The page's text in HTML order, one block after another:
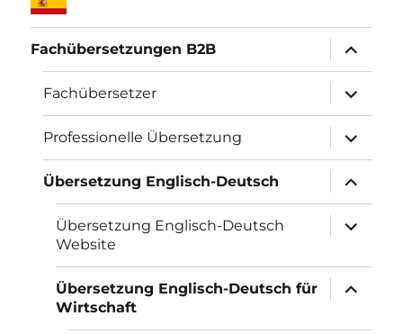
Fachübersetzungen B2B
öffnen
Fachübersetzer
öffnen
Professionelle Übersetzung
öffnen
Übersetzung Englisch-Deutsch
öffnen
Übersetzung Englisch-Deutsch
Website
öffnen
Übersetzung Englisch-Deutsch für
Wirtschaft
öffnen